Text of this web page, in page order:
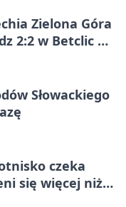
Zielona Góra
2:2 w Betclic 2.
Słowackiego
czeka
się więcej niż